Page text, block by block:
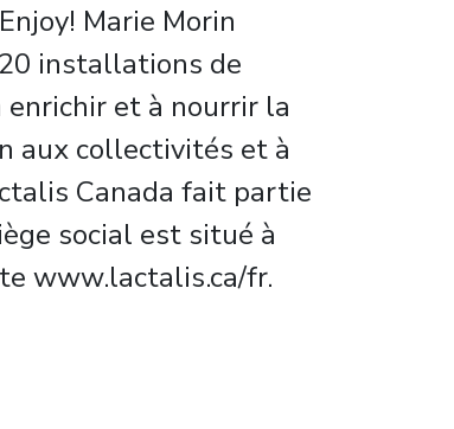
Marie Morin
installations de
enrichir et à nourrir la
aux collectivités et à
Canada fait partie
social est situé à
www.lactalis.ca/fr.